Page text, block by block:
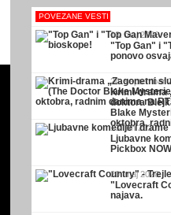
POVEZANE VESTI
13. maj 2026.
"Top Gan" i
ponovo
24. septembar
Krimi-drama
doktora
Blake
oktobra,
13. jun 2020.
Ljubavne
Pickbox NOW
20. maj 2020.
"Lovecraft
najava.